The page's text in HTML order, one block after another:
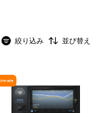
絞り込み 並び替え